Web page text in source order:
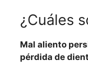
¿Cuáles
Mal aliento
pérdida de